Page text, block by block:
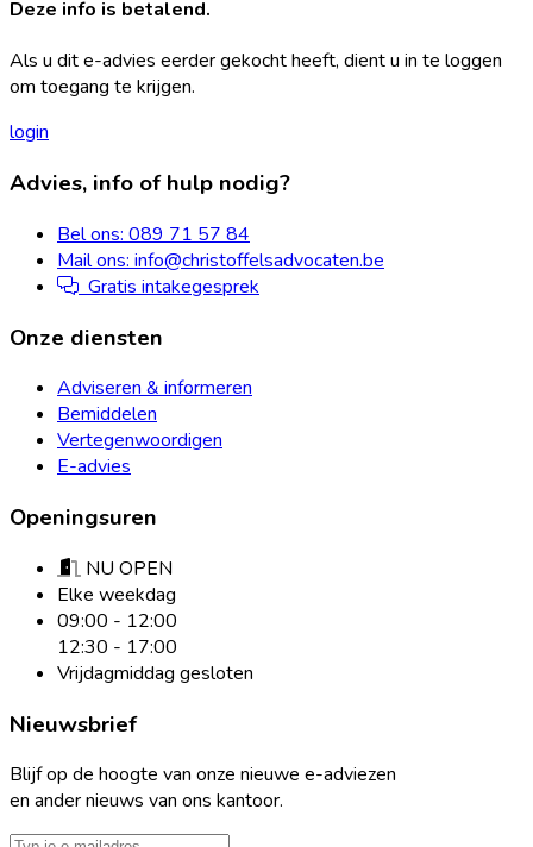
Deze info is betalend.
Als u dit e-advies eerder gekocht heeft, dient u in te loggen
om toegang te krijgen.
login
Footer
Advies, info of hulp nodig?
Bel ons: 089 71 57 84
Mail ons: info@christoffelsadvocaten.be
Gratis intakegesprek
Onze diensten
Adviseren & informeren
Bemiddelen
Vertegenwoordigen
E-advies
Openingsuren
NU OPEN
Elke weekdag
09:00 - 12:00
12:30 - 17:00
Vrijdagmiddag gesloten
Nieuwsbrief
Blijf op de hoogte van onze nieuwe e-adviezen
en ander nieuws van ons kantoor.